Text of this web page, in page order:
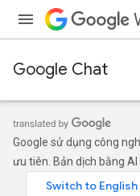
Google Chat
Google sử dụng công
ưu tiên. Bản dịch bằng AI